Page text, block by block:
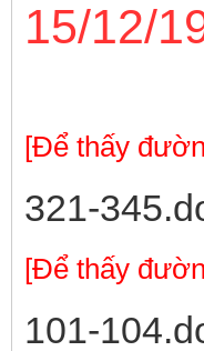
15/12/
[Để thấy
321-
[Để thấy
101-